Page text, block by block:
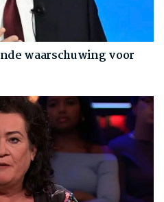
waarschuwing voor